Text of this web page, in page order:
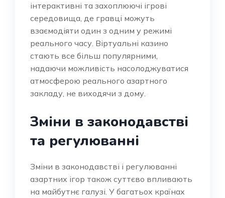
інтерактивні та захоплюючі ігрові
середовища, де гравці можуть
взаємодіяти один з одним у режимі
реального часу. Віртуальні казино
стають все більш популярними,
надаючи можливість насолоджуватися
атмосферою реального азартного
закладу, не виходячи з дому.
Зміни в законодавстві
та регулюванні
Зміни в законодавстві і регулюванні
азартних ігор також суттєво впливають
на майбутнє галузі. У багатьох країнах